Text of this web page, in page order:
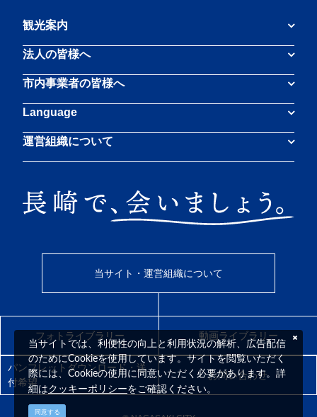
観光案内
法人の皆様へ
市内事業者の皆様へ
Language
運営組織について
当サイト・運営組織について
フォトライブラリー 動画ライブラリー
パンフレットダウンロード・送
付希望
お問い合わせ
当サイトでは、利便性の向上と利用状況の解析、広告配信
のためにCookieを使用しています。サイトを閲覧いただく
際には、Cookieの使用に同意いただく必要があります。詳
細はクッキーポリシーをご確認ください。
同意する